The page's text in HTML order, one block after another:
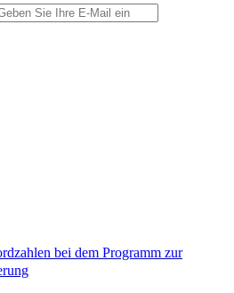
bei dem Programm zur